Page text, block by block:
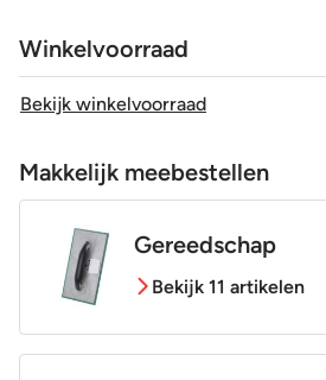
Winkelvoorraad
Bekijk winkelvoorraad
Makkelijk meebestellen
Gereedschap
Bekijk 11 artikelen